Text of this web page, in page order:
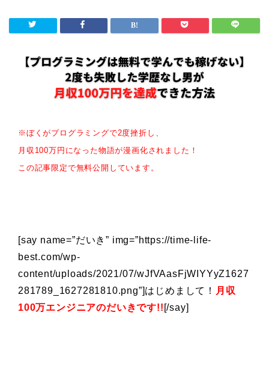
※ぼくがプログラミングで2度挫折し、
月収100万円になった物語が漫画化されました！
この記事限定で無料公開しています。
[say name=”だいき” img=”https://time-life-
best.com/wp-
content/uploads/2021/07/wJfVAasFjWIYYyZ1627
281789_1627281810.png”]はじめまして！
月収
100万エンジニアのだいきです!! [/say]